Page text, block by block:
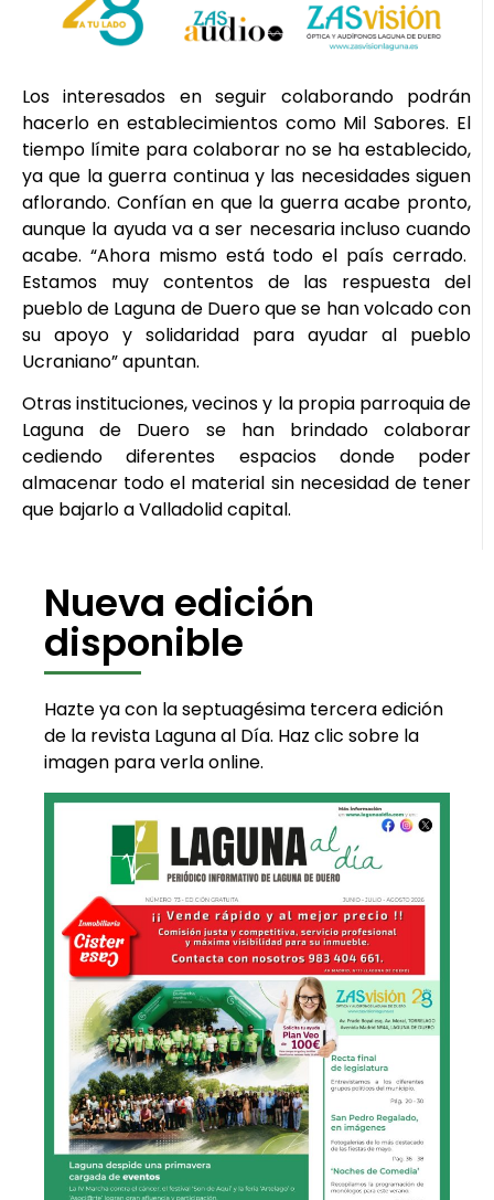
Los interesados en seguir colaborando podrán
hacerlo en establecimientos como Mil Sabores. El
tiempo límite para colaborar no se ha establecido,
ya que la guerra continua y las necesidades siguen
aflorando. Confían en que la guerra acabe pronto,
aunque la ayuda va a ser necesaria incluso cuando
acabe. “Ahora mismo está todo el país cerrado.
Estamos muy contentos de las respuesta del
pueblo de Laguna de Duero que se han volcado con
su apoyo y solidaridad para ayudar al pueblo
Ucraniano” apuntan.
Otras instituciones, vecinos y la propia parroquia de
Laguna de Duero se han brindado colaborar
cediendo diferentes espacios donde poder
almacenar todo el material sin necesidad de tener
que bajarlo a Valladolid capital.
Nueva edición
disponible
Hazte ya con la septuagésima tercera edición
de la revista Laguna al Día. Haz clic sobre la
imagen para verla online.